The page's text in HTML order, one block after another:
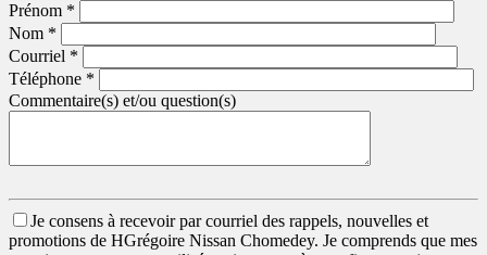
Prénom *
Nom *
Courriel *
Téléphone *
Commentaire(s) et/ou question(s)
Je consens à recevoir par courriel des rappels, nouvelles et
promotions de HGrégoire Nissan Chomedey. Je comprends que mes